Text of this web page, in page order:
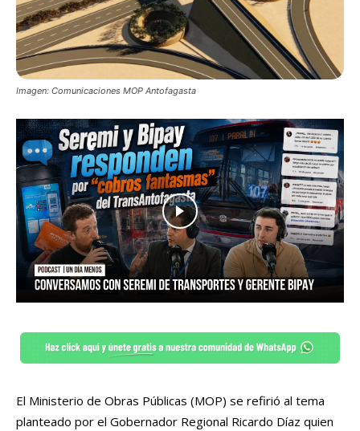
Imagen: Comunicaciones MOP Antofagasta
El Ministerio de Obras Públicas (MOP) se refirió al tema
planteado por el Gobernador Regional Ricardo Díaz quien